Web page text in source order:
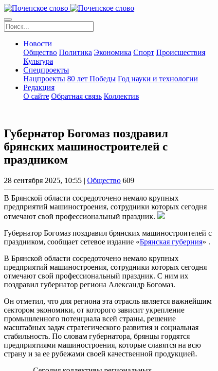
Новости
Общество Политика Экономика Спорт Происшествия
Культура
Спецпроекты
Нацпроекты 80 лет Победы Год науки и технологии
Редакция
О сайте Обратная связь Коллектив
Губернатор Богомаз поздравил
брянских машиностроителей с
праздником
28 сентября 2025, 10:55 | Общество 609
В Брянской области сосредоточено немало крупных
предприятий машиностроения, сотрудники которых сегодня
отмечают свой профессиональный праздник.
Губернатор Богомаз поздравил брянских машиностроителей с
праздником, сообщает сетевое издание «Брянская губерния» .
В Брянской области сосредоточено немало крупных
предприятий машиностроения, сотрудники которых сегодня
отмечают свой профессиональный праздник. С ним их
поздравил губернатор региона Александр Богомаз.
Он отметил, что для региона эта отрасль является важнейшим
сектором экономики, от которого зависит укрепление
промышленного потенциала всей страны, решение
масштабных задач стратегического развития и социальная
стабильность. По словам губернатора, брянцы гордятся
предприятиями машиностроения, которые славятся на всю
страну и за ее рубежами своей качественной продукцией.